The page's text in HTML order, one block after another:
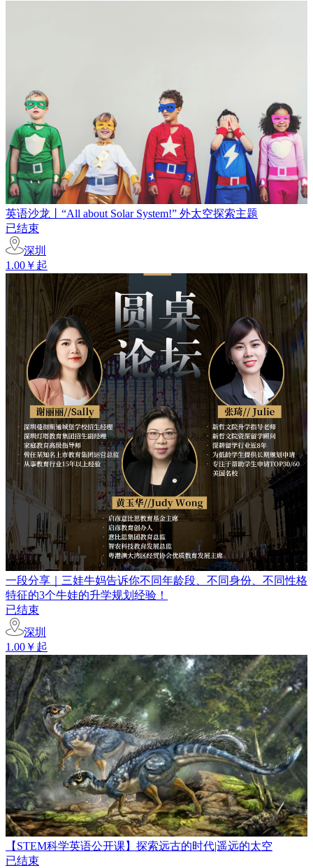
英语沙龙丨“All about Solar System!” 外太空探索主题
已结束
深圳
1.00￥起
一段分享｜三娃牛妈告诉你不同年龄段、不同身份、不同性格
特征的3个牛娃的升学规划经验！
已结束
深圳
1.00￥起
【STEM科学英语公开课】探索远古的时代|遥远的太空
已结束